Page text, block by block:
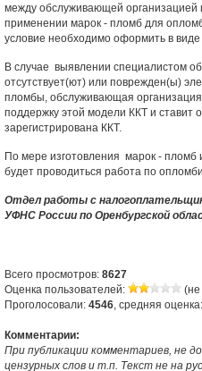
между обслуживающей организацией
применении марок - пломб для
условие необходимо оформить в
В случае выявлении специалистом
отсутствует(ют) или поврежден(ы)
пломбы, обслуживающая
поддержку этой модели ККТ и ставит
зарегистрирована ККТ.
По мере изготовления марок - пломб
будет проводиться работа по
Отдел работы с
УФНС России по Оренбургской
Всего просмотров: 8627
Оценка пользователей:
(не
Проголосовали: 4546, средняя
Комментарии:
При публикации комментариев, не
цензурных слов и т.п. Текст не на